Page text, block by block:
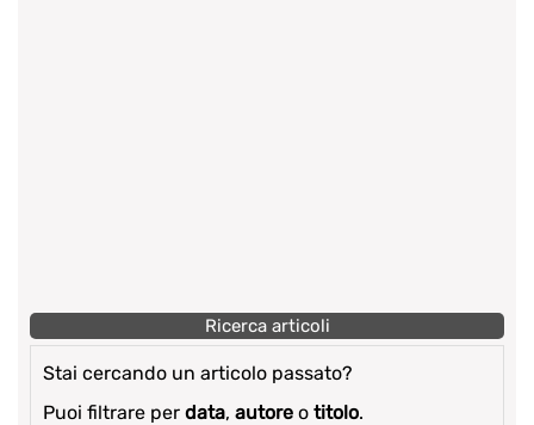
Ricerca articoli
Stai cercando un articolo passato?
Puoi filtrare per data, autore o titolo.